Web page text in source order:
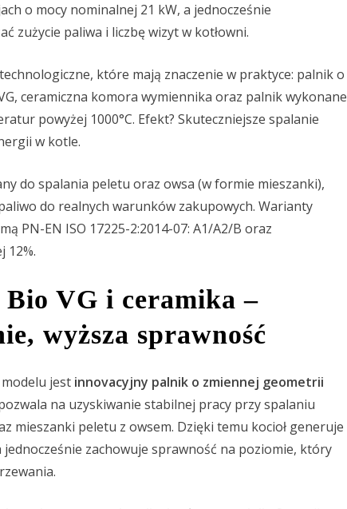
o mocy nominalnej 21 kW, a jednocześnie
zużycie paliwa i liczbę wizyt w kotłowni.
które mają znaczenie w praktyce: palnik o
ceramiczna komora wymiennika oraz palnik wykonane
powyżej 1000°C. Efekt? Skuteczniejsze spalanie
w kotle.
do spalania peletu oraz owsa (w formie mieszanki),
do realnych warunków zakupowych. Warianty
PN-EN ISO 17225-2:2014-07: A1/A2/B oraz
12%.
VG i ceramika –
wyższa sprawność
jest innovacyjny palnik o zmiennej geometrii
na uzyskiwanie stabilnej pracy przy spalaniu
mieszanki peletu z owsem. Dzięki temu kocioł generuje
jednocześnie zachowuje sprawność na poziomie, który